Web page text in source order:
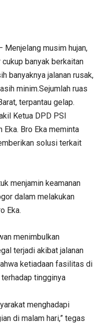
Menjelang musim hujan,
banyak berkaitan
banyaknya jalanan rusak,
minim.Sejumlah ruas
terpantau gelap.
Ketua DPD PSI
Eka. Bro Eka meminta
solusi terkait
menjamin keamanan
dalam melakukan
Eka.
menimbulkan
terjadi akibat jalanan
ketiadaan fasilitas di
tingginya
menghadapi
di malam hari,” tegas